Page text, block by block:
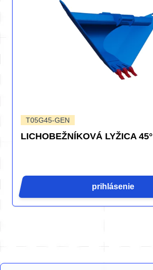
T05G45-GEN
LICHOBEŽNÍKOVÁ LYŽICA 45°
prihlásenie